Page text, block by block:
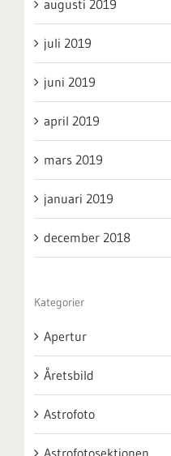
augusti 2019
juli 2019
juni 2019
april 2019
mars 2019
januari 2019
december 2018
Kategorier
Apertur
Åretsbild
Astrofoto
Astrofotosektionen